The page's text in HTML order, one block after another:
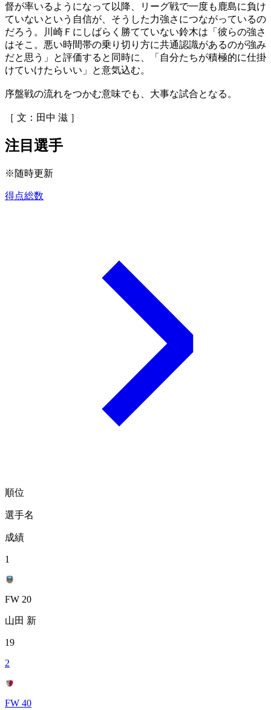
督が率いるようになって以降、リーグ戦で一度も鹿島に負け
ていないという自信が、そうした力強さにつながっているの
だろう。川崎Ｆにしばらく勝てていない鈴木は「彼らの強さ
はそこ。悪い時間帯の乗り切り方に共通認識があるのが強み
だと思う」と評価すると同時に、「自分たちが積極的に仕掛
けていけたらいい」と意気込む。
序盤戦の流れをつかむ意味でも、大事な試合となる。
［ 文：田中 滋 ］
注目選手
※随時更新
得点総数
順位
選手名
成績
1
FW 20
山田 新
19
2
FW 40